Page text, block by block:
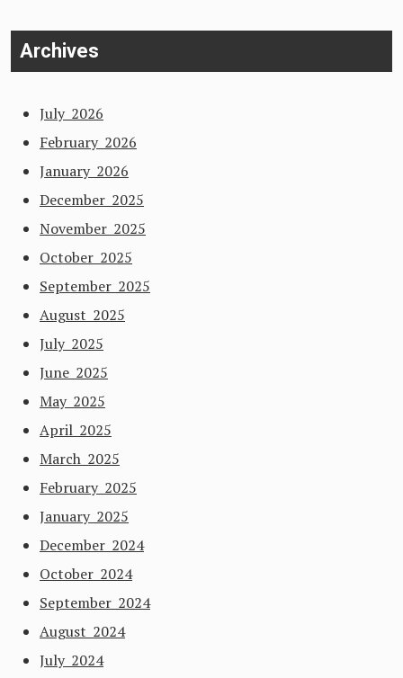
Archives
July 2026
February 2026
January 2026
December 2025
November 2025
October 2025
September 2025
August 2025
July 2025
June 2025
May 2025
April 2025
March 2025
February 2025
January 2025
December 2024
October 2024
September 2024
August 2024
July 2024